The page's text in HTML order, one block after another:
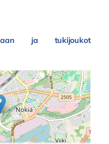
ja tukijoukot